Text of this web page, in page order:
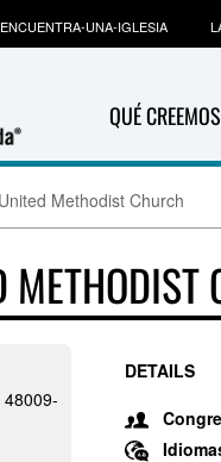
QUÉ CREEMOS
ENCUENTRA-UNA-IGLESIA
Methodist Church
DETAILS